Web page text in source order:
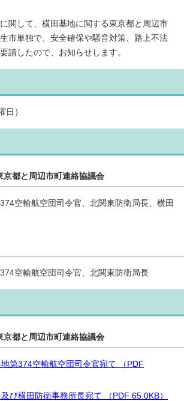
関して、横田基地に関する東京都と周辺市
市単独で、安全確保や騒音対策、路上不法
請したので、お知らせします。
日）
京都と周辺市町連絡協議会
空輸航空団司令官、北関東防衛局長、横田
空輸航空団司令官、北関東防衛局長
京都と周辺市町連絡協議会
第374空輸航空団司令官宛て （PDF
び横田防衛事務所長宛て （PDF 65.0KB）